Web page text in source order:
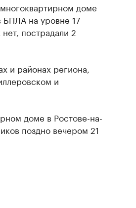
доме
БПЛА на уровне 17
пострадали 2
и районах региона,
и
доме в Ростове-на-
поздно вечером 21